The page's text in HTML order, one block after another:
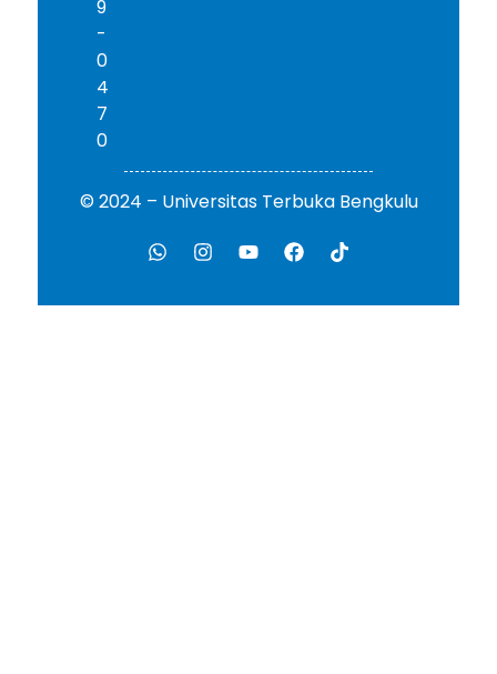
9
-
0
4
7
0
© 2024 – Universitas Terbuka Bengkulu